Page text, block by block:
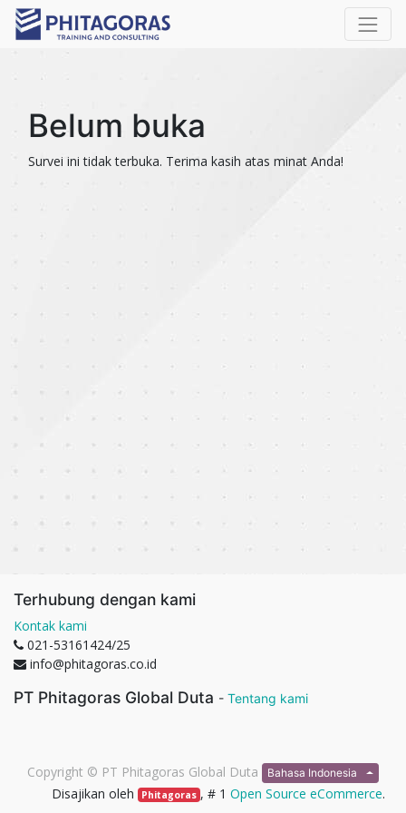
Belum buka
Survei ini tidak terbuka. Terima kasih atas minat Anda!
Terhubung dengan kami
Kontak kami
021-53161424/25
info@phitagoras.co.id
PT Phitagoras Global Duta - Tentang kami
Copyright © PT Phitagoras Global Duta Bahasa Indonesia
Disajikan oleh Phitagoras , # 1 Open Source eCommerce.